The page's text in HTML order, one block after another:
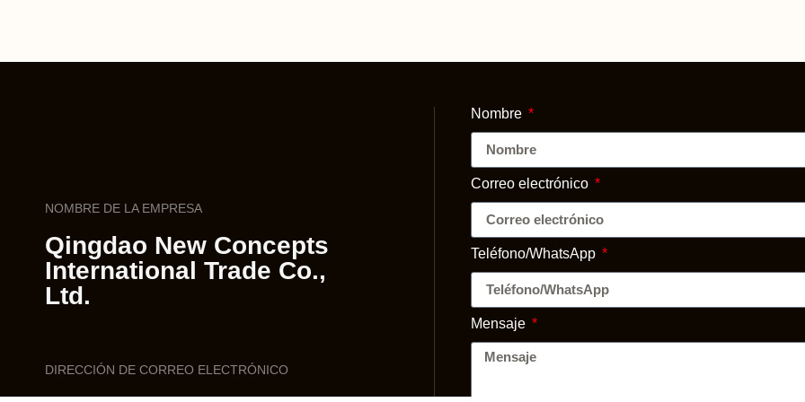
NOMBRE DE LA EMPRESA
Qingdao New Concepts
International Trade Co.,
Ltd.
DIRECCIÓN DE CORREO ELECTRÓNICO
Nombre
Correo electrónico
Teléfono/WhatsApp
Mensaje